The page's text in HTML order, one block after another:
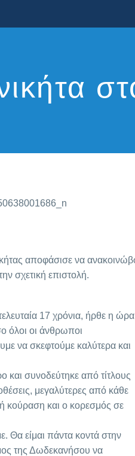
αποφάσισε να
σχετική επιστολή.
17 χρόνια, ήρθε η ώρα
όλοι οι άνθρωποι
να σκεφτούμε καλύτερα και
και συνοδεύτηκε από τίτλους
μεγαλύτερες από κάθε
κούραση και ο κορεσμός σε
Θα είμαι πάντα κοντά στην
της Δωδεκανήσου να